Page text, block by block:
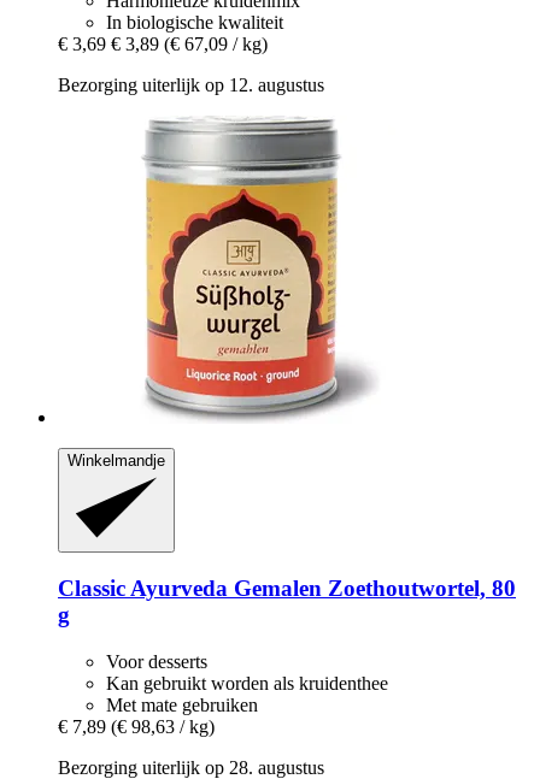
In biologische kwaliteit
€ 3,69 € 3,89 (€ 67,09 / kg)
Bezorging uiterlijk op 12. augustus
Winkelmandje
Classic Ayurveda Gemalen Zoethoutwortel, 80
g
Voor desserts
Kan gebruikt worden als kruidenthee
Met mate gebruiken
€ 7,89 (€ 98,63 / kg)
Bezorging uiterlijk op 28. augustus